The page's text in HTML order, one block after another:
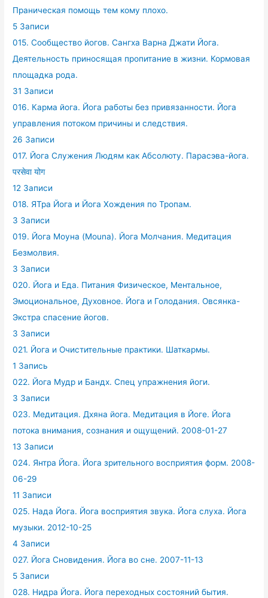
Праническая помощь тем кому плохо.
5 Записи
015. Сообщество йогов. Сангха Варна Джати Йога.
Деятельность приносящая пропитание в жизни. Кормовая
площадка рода.
31 Записи
016. Карма йога. Йога работы без привязанности. Йога
управления потоком причины и следствия.
26 Записи
017. Йога Служения Людям как Абсолюту. Парасэва-йога.
परसेवा योग
12 Записи
018. ЯТра Йога и Йога Хождения по Тропам.
3 Записи
019. Йога Моуна (Mouna). Йога Молчания. Медитация
Безмолвия.
3 Записи
020. Йога и Еда. Питания Физическое, Ментальное,
Эмоциональное, Духовное. Йога и Голодания. Овсянка-
Экстра спасение йогов.
3 Записи
021. Йога и Очистительные практики. Шаткармы.
1 Запись
022. Йога Мудр и Бандх. Спец упражнения йоги.
3 Записи
023. Медитация. Дхяна йога. Медитация в Йоге. Йога
потока внимания, сознания и ощущений. 2008-01-27
13 Записи
024. Янтра Йога. Йога зрительного восприятия форм. 2008-
06-29
11 Записи
025. Нада Йога. Йога восприятия звука. Йога слуха. Йога
музыки. 2012-10-25
4 Записи
027. Йога Сновидения. Йога во сне. 2007-11-13
5 Записи
028. Нидра Йога. Йога переходных состояний бытия.